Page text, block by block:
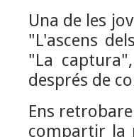
Una de les
"L'ascens
"La
després de
Ens
compartir la